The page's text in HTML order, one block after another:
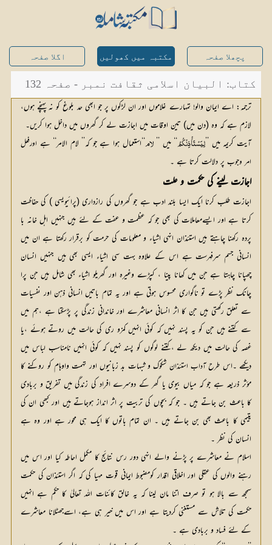
پچھلا صفحہ مکتبہ میں کھولیں اگلا صفحہ
کتاب: البیان اسلامی ثقافت نمبر - صفحہ 132
ترجمہ: اے ایمان والو! تمہارے غلاموں اور ان لڑکوں پر جو ابھی حد بلوغ کو نہ پہنچے ہوں،
لازم ہے کہ وہ (دن میں) تین اوقات میں اجازت لے کر گھروں میں داخل ہوا کریں۔
آیت کریمہ میں ’’
لِيَسْتَأْذِنْكُمُ‘‘ میں ’’ لام ‘‘استعمال ہوا ہے جو کہ’’ لام الامر‘‘ ہے
امر وجوب پر دلالت کرتا ہے ۔
اجازت لینے کی حکمت و علت
اجازت طلب کرنا ایک ایسا بلند ادب ہے جو گھروں کی رازداری (پرائیویسی ) کی حفاظت
کرتا ہے اور ایسےمعاملات کی بھی جو کہ عظمت و عفت کے لئے ہیں جنہیں اہل خانہ با
پردہ رکھنا چاہتے ہیں استئذان انہی اشیاء و معلومات کی حرمت کو برقرار رکھتا ہے ان میں
انسانی جسم سرفہرست ہے اس کے علاوہ بہت سی اشیاء ایسی بھی ہیں جنہیں انسان
چھپانا چاہتا ہے جن میں کھانا پینا ، کپڑے وغیرہ اور گھریلو اشیاء بھی شامل ہیں جن پرا
چانک نظر پڑے تو ناگواری محسوس ہوتی ہے اور یہ تمام باتیں انسانی ذہن اور نفسیات
سے تعلق رکھتی ہیں جن کا اثر انسانی معاشرے اور خاندانی زندگی پر پڑسکتا ہے ،ہم میں
سے کتنے ہیں جن کو یہ پسند نہیں کہ کوئی انہیں کمزو ری کی حالت میں روتے ہوئے ،یا
غصہ کی حالت میں دیکھ لے ،کتنے لوگوں کو پسند نہیں کہ کوئی انہیں نامناسب لباس میں
دیکھے ۔اس طرحآداب استئذان
انسان کی نظر ۔
اسلام نے معاشرے پر پڑنے والے انہی دور رس نتائج کا مکمل احاطہ کیا اور اس میں
رہنے والوں کی عقلی اور اخلاقی اقدار کومضبوط ایمانی قوت مہیا کی کہ اگر استئذان کی حکمت
سمجھ سے بالا ہو تو صرف اتنا مان لینا کہ یہ خالق کائنات اللہ تعالیٰ کا حکم ہے انہیں
حکمت کی تلاش سے مستغنی کردیتا ہے اور اس میں خیر ہی ہے، اسےجھٹلانا معاشرے
کے لئے فساد و بربادی ہے ۔